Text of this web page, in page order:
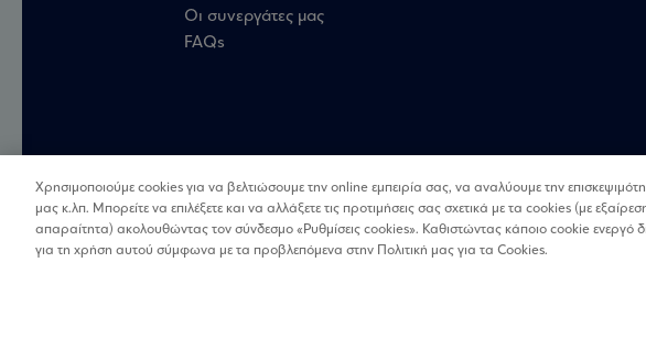
Οι συνεργάτες μας
FAQs
Χρησιμοποιούμε cookies για να βελτιώσουμε την online εμπειρία σας, να αναλύουμε την
μας κ.λπ. Μπορείτε να επιλέξετε και να αλλάξετε τις προτιμήσεις σας σχετικά με τα cookies (με
απαραίτητα) ακολουθώντας τον σύνδεσμο «Ρυθμίσεις cookies». Καθιστώντας κάποιο cookie ενεργό
για τη χρήση αυτού σύμφωνα με τα προβλεπόμενα στην Πολιτική μας για τα Cookies.